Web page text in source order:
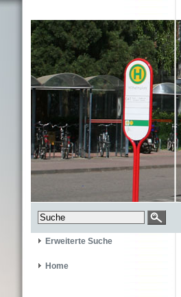
Erweiterte Suche
Home